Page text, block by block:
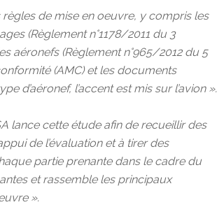
règles de mise en oeuvre, y compris les
(Règlement n°1178/2011 du 3
aéronefs (Règlement n°965/2012 du 5
(AMC) et les documents
d’aéronef, l’accent est mis sur l’avion ».
lance cette étude afin de recueillir des
de l’évaluation et à tirer des
partie prenante dans le cadre du
et rassemble les principaux
».